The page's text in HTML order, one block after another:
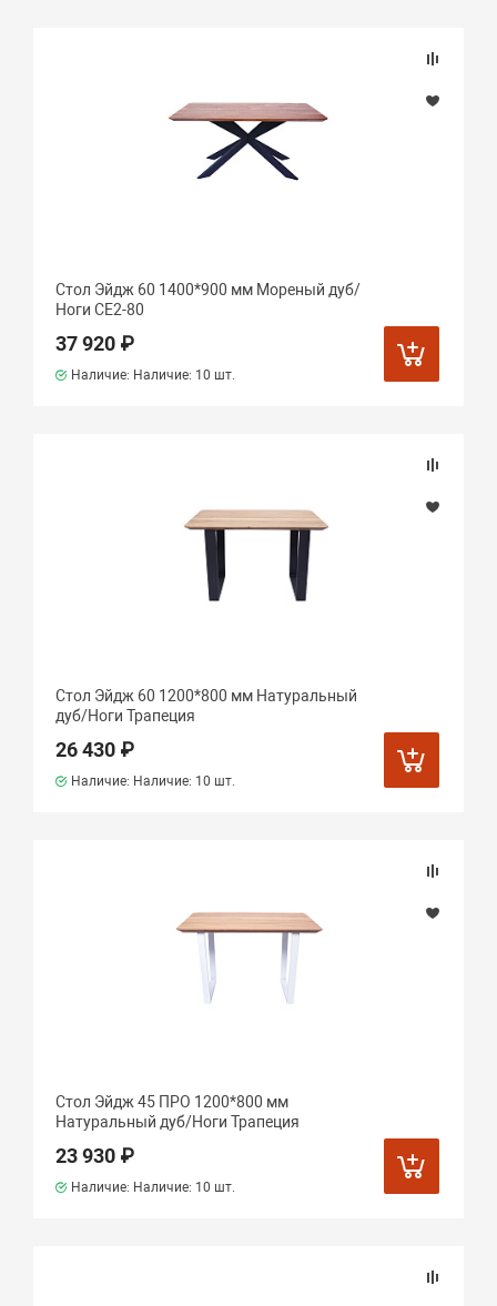
Стол Эйдж 60 1400*900 мм Мореный дуб/
Ноги СЕ2-80
37 920 ₽
Наличие: Наличие: 10 шт.
Стол Эйдж 60 1200*800 мм Натуральный
дуб/Ноги Трапеция
26 430 ₽
Наличие: Наличие: 10 шт.
Стол Эйдж 45 ПРО 1200*800 мм
Натуральный дуб/Ноги Трапеция
23 930 ₽
Наличие: Наличие: 10 шт.